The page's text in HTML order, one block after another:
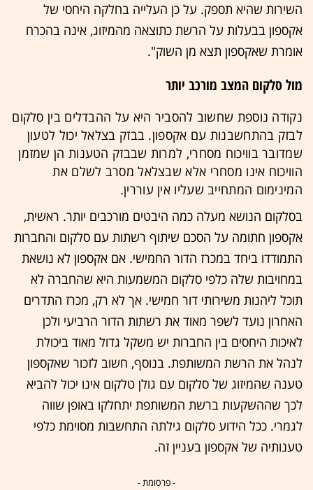
השירות שהיא תספק. על כן העלייה בחלקה היחסי של
אקספון בבעלות על הרשת כתוצאה מהמיזוג, אינה בהכרח
אומרת שאקספון תצא מן השוק".
מול סלקום המצב מורכב יותר
נקודה נוספת שחשוב להסביר היא על ההבדלים בין סלקום
לבזק בהתחשבנות עם אקספון. בבזק בצלאל יכול לטעון
שמדובר בוויכוח מסחרי, למרות שבבזק הטענות הן שמזמן
הוויכוח אינו מסחרי אלא שבצלאל מסרב לשלם את
המינימום המתחייב שעליו אין עוררין.
בסלקום הנושא מעלה כמה היבטים מורכבים יותר. ראשית,
אקספון חתומה על הסכם שיתוף רשתות עם סלקום והחברות
התמודדו ביחד במכרז הדור החמישי. אם אקספון לא נושאת
במחויבות שלה כלפי סלקום המשמעות היא שהחברה לא
תוכל ליהנות משירותי דור חמישי. אך לא רק, מכרז התדרים
האחרון נועד לשפר מאוד את רשתות הדור הרביעי ולכן
לאיכות היחסים בין החברות יש משקל גדול מאוד ביכולת
לנהל את הרשת המשותפת. בנוסף, חשוב לזכור שאקספון
טענה שהמיזוג של סלקום עם גולן טלקום אינו יכול להביא
לכך שההשקעות ברשת המשותפת יתחלקו באופן שווה
לגמרי. ככל הידוע סלקום גילתה התחשבות מסוימת כלפי
טענותיה של אקספון בעניין זה.
- פרסומת -